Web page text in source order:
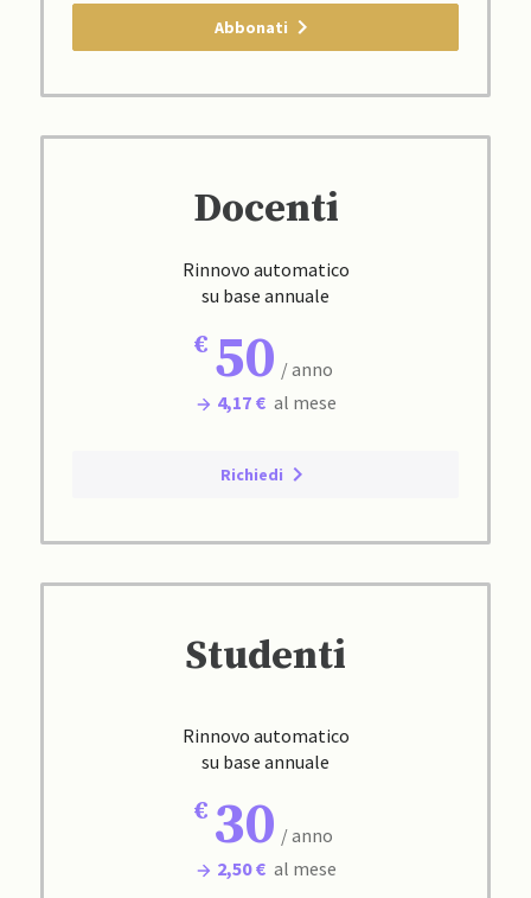
Abbonati
Docenti
Rinnovo automatico
su base annuale
50 / anno
4,17 € al mese
Richiedi
Studenti
Rinnovo automatico
su base annuale
30 / anno
2,50 € al mese